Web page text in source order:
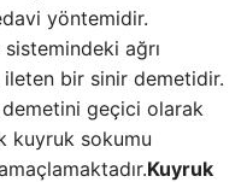
yöntemidir.
ağrı
ileten bir sinir demetidir.
geçici olarak
kuyruk sokumu
Kuyruk